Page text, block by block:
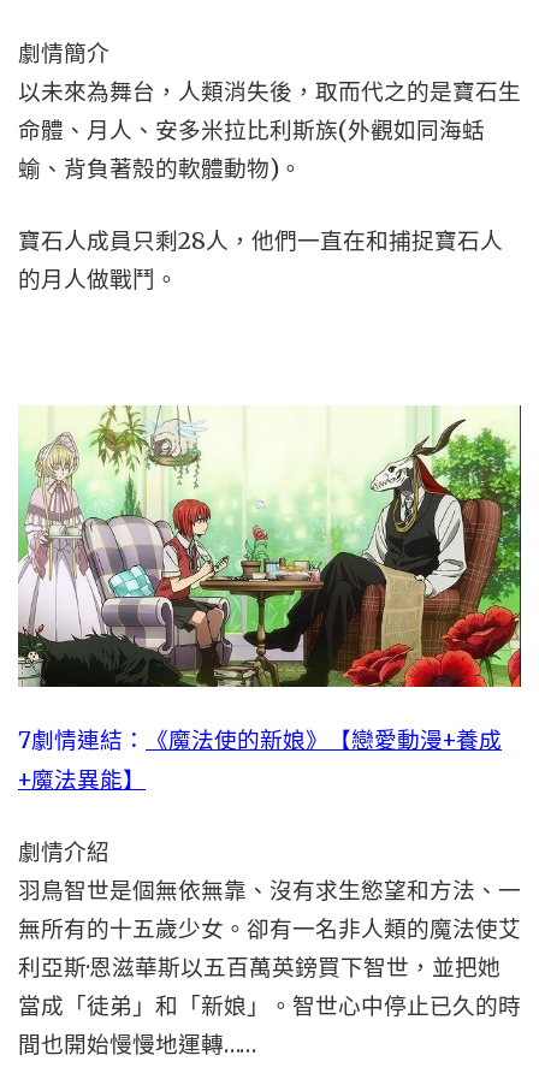
劇情簡介
以未來為舞台，人類消失後，取而代之的是寶石生
命體、月人、安多米拉比利斯族(外觀如同海蛞
蝓、背負著殼的軟體動物)。
寶石人成員只剩28人，他們一直在和捕捉寶石人
的月人做戰鬥。
7劇情連結：
《魔法使的新娘》【戀愛動漫+養成
+魔法異能】
劇情介紹
羽鳥智世是個無依無靠、沒有求生慾望和方法、一
無所有的十五歲少女。卻有一名非人類的魔法使艾
利亞斯·恩滋華斯以五百萬英鎊買下智世，並把她
當成「徒弟」和「新娘」。智世心中停止已久的時
間也開始慢慢地運轉……